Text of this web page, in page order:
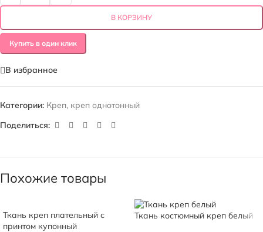
В КОРЗИНУ
Купить в один клик
В избранное
Категории: Креп, креп однотонный
Поделиться:
Похожие товары
Ткань креп плательный с
принтом купонный
Ткань костюмный креп белый